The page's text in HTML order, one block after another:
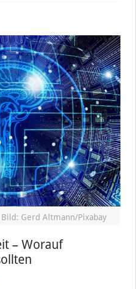
Gerd Altmann/Pixabay
– Worauf